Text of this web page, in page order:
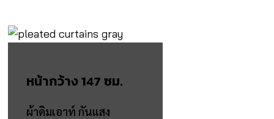
หน้ากว้าง 147 ซม.
ผ้าดิมเอาท์ กันแสง